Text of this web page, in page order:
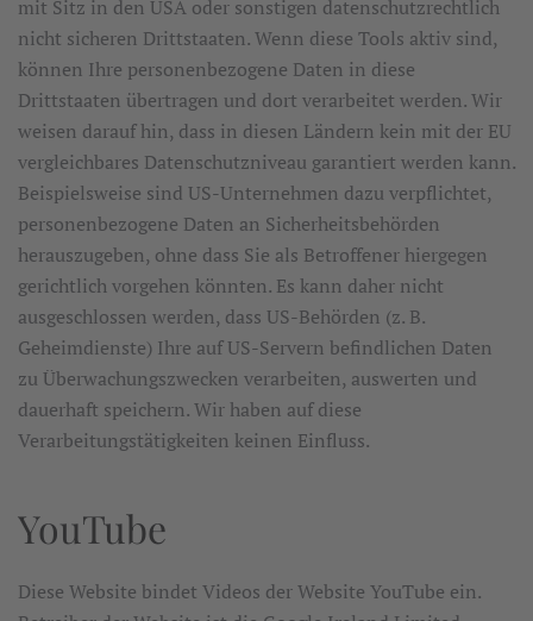
mit Sitz in den USA oder sonstigen datenschutzrechtlich
nicht sicheren Drittstaaten. Wenn diese Tools aktiv sind,
können Ihre personenbezogene Daten in diese
Drittstaaten übertragen und dort verarbeitet werden. Wir
weisen darauf hin, dass in diesen Ländern kein mit der EU
vergleichbares Datenschutzniveau garantiert werden kann.
Beispielsweise sind US-Unternehmen dazu verpflichtet,
personenbezogene Daten an Sicherheitsbehörden
herauszugeben, ohne dass Sie als Betroffener hiergegen
gerichtlich vorgehen könnten. Es kann daher nicht
ausgeschlossen werden, dass US-Behörden (z. B.
Geheimdienste) Ihre auf US-Servern befindlichen Daten
zu Überwachungszwecken verarbeiten, auswerten und
dauerhaft speichern. Wir haben auf diese
Verarbeitungstätigkeiten keinen Einfluss.
YouTube
Diese Website bindet Videos der Website YouTube ein.